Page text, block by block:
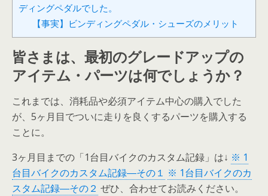
ディングペダルでした。
【事実】ビンディングペダル・シューズのメリット
皆さまは、最初のグレードアップの
アイテム・パーツは何でしょうか？
これまでは、消耗品や必須アイテム中心の購入でした
が、5ヶ月目でついに走りを良くするパーツを購入する
ことに。
3ヶ月目までの「1台目バイクのカスタム記録」は↓ ※ 1
台目バイクのカスタム記録―その１ ※ 1台目バイクのカ
スタム記録―その２ ぜひ、合わせてお読みください。